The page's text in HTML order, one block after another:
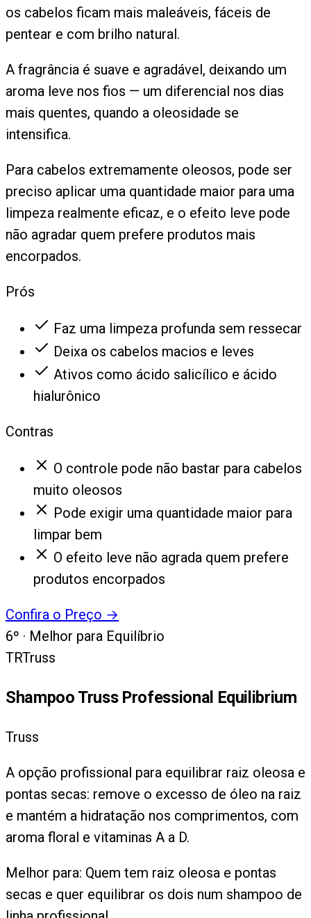
os cabelos ficam mais maleáveis, fáceis de
pentear e com brilho natural.
A fragrância é suave e agradável, deixando um
aroma leve nos fios — um diferencial nos dias
mais quentes, quando a oleosidade se
intensifica.
Para cabelos extremamente oleosos, pode ser
preciso aplicar uma quantidade maior para uma
limpeza realmente eficaz, e o efeito leve pode
não agradar quem prefere produtos mais
encorpados.
Prós
Faz uma limpeza profunda sem ressecar
Deixa os cabelos macios e leves
Ativos como ácido salicílico e ácido
hialurônico
Contras
O controle pode não bastar para cabelos
muito oleosos
Pode exigir uma quantidade maior para
limpar bem
O efeito leve não agrada quem prefere
produtos encorpados
Confira o Preço →
6º · Melhor para Equilíbrio
TRTruss
Shampoo Truss Professional Equilibrium
Truss
A opção profissional para equilibrar raiz oleosa e
pontas secas: remove o excesso de óleo na raiz
e mantém a hidratação nos comprimentos, com
aroma floral e vitaminas A a D.
Melhor para: Quem tem raiz oleosa e pontas
secas e quer equilibrar os dois num shampoo de